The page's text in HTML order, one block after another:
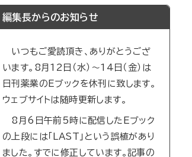
編集長からのお知らせ
いつもご愛読頂き、ありがとうござ
います。8月12日（水）～14日（金）は
日刊薬業のEブックを休刊に致します。
ウェブサイトは随時更新します。
8月6日午前5時に配信したEブック
の上段には「LAST」という誤植があり
ました。すでに修正しています。記事の